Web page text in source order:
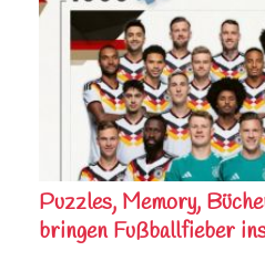
Puzzles, Memory,
bringen Fußballfieber